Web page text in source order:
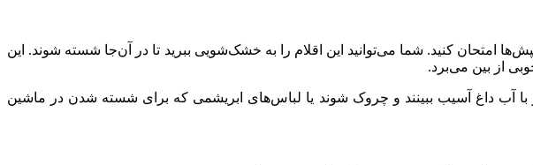
امتحان کنید. شما می‌توانید این اقلام را به خشک‌شویی ببرید تا در آن‌جا شسته شوند. این
از بین می‌برد.
آب داغ آسیب ببینند و چروک شوند یا لباس‌های ابریشمی‌ که برای شسته شدن در ماشین